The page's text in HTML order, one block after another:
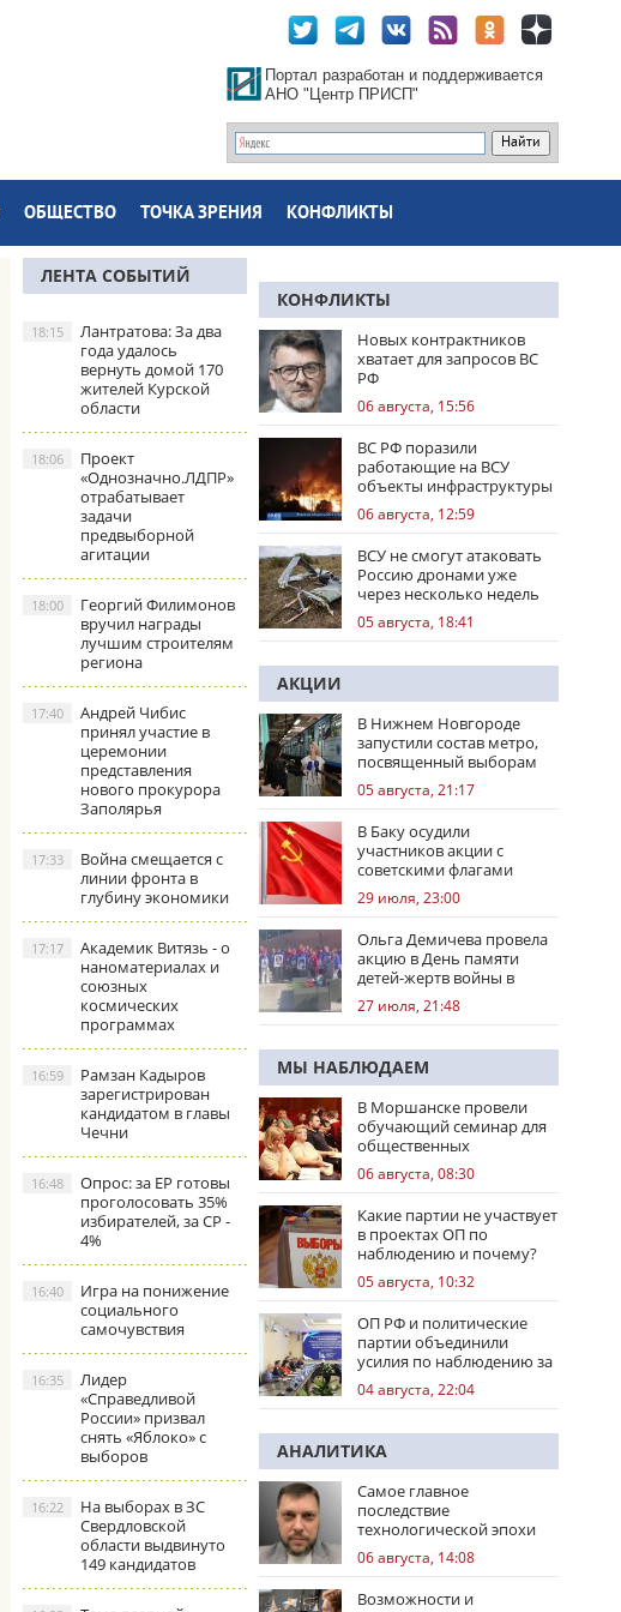
Портал разработан и поддерживается
АНО "Центр ПРИСП"
ОБЩЕСТВО ТОЧКА ЗРЕНИЯ КОНФЛИКТЫ
ЛЕНТА СОБЫТИЙ
Лантратова: За два
года удалось
вернуть домой 170
жителей Курской
области
18:15
Проект
«Однозначно.ЛДПР»
отрабатывает
задачи
предвыборной
агитации
18:06
Георгий Филимонов
вручил награды
лучшим строителям
региона
18:00
Андрей Чибис
принял участие в
церемонии
представления
нового прокурора
Заполярья
17:40
Война смещается с
линии фронта в
глубину экономики
17:33
Академик Витязь - о
наноматериалах и
союзных
космических
программах
17:17
Рамзан Кадыров
зарегистрирован
кандидатом в главы
Чечни
16:59
Опрос: за ЕР готовы
проголосовать 35%
избирателей, за СР -
4%
16:48
Игра на понижение
социального
самочувствия
16:40
Лидер
«Справедливой
России» призвал
снять «Яблоко» с
выборов
16:35
На выборах в ЗС
Свердловской
области выдвинуто
149 кандидатов
16:22
КОНФЛИКТЫ
Новых контрактников
хватает для запросов ВС
РФ
06 августа, 15:56
ВС РФ поразили
работающие на ВСУ
объекты инфраструктуры
и центры логистики
06 августа, 12:59
ВСУ не смогут атаковать
Россию дронами уже
через несколько недель
05 августа, 18:41
АКЦИИ
В Нижнем Новгороде
запустили состав метро,
посвященный выборам
05 августа, 21:17
В Баку осудили
участников акции с
советскими флагами
29 июля, 23:00
Ольга Демичева провела
акцию в День памяти
детей-жертв войны в
Донбассе
27 июля, 21:48
МЫ НАБЛЮДАЕМ
В Моршанске провели
обучающий семинар для
общественных
наблюдателей
06 августа, 08:30
Какие партии не участвует
в проектах ОП по
наблюдению и почему?
05 августа, 10:32
ОП РФ и политические
партии объединили
усилия по наблюдению за
выборами
04 августа, 22:04
АНАЛИТИКА
Самое главное
последствие
технологической эпохи
06 августа, 14:08
Возможности и